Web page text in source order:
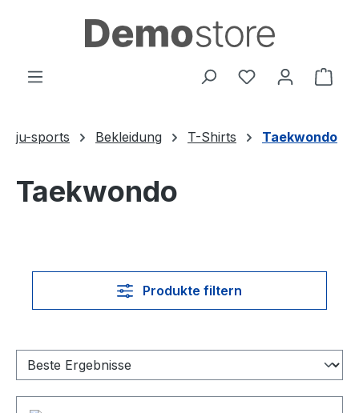
Zum Hauptinhalt springen
Du hast 0
ju-sports Bekleidung T-Shirts Taekwondo
Taekwondo
Produkte filtern